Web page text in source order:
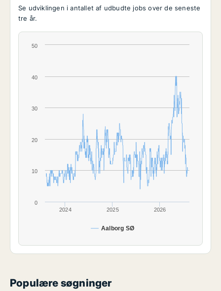
Se udviklingen i antallet af udbudte jobs over de seneste
tre år.
Aalborg SØ
2024 2025 2026
0
10
20
30
40
50
Populære søgninger